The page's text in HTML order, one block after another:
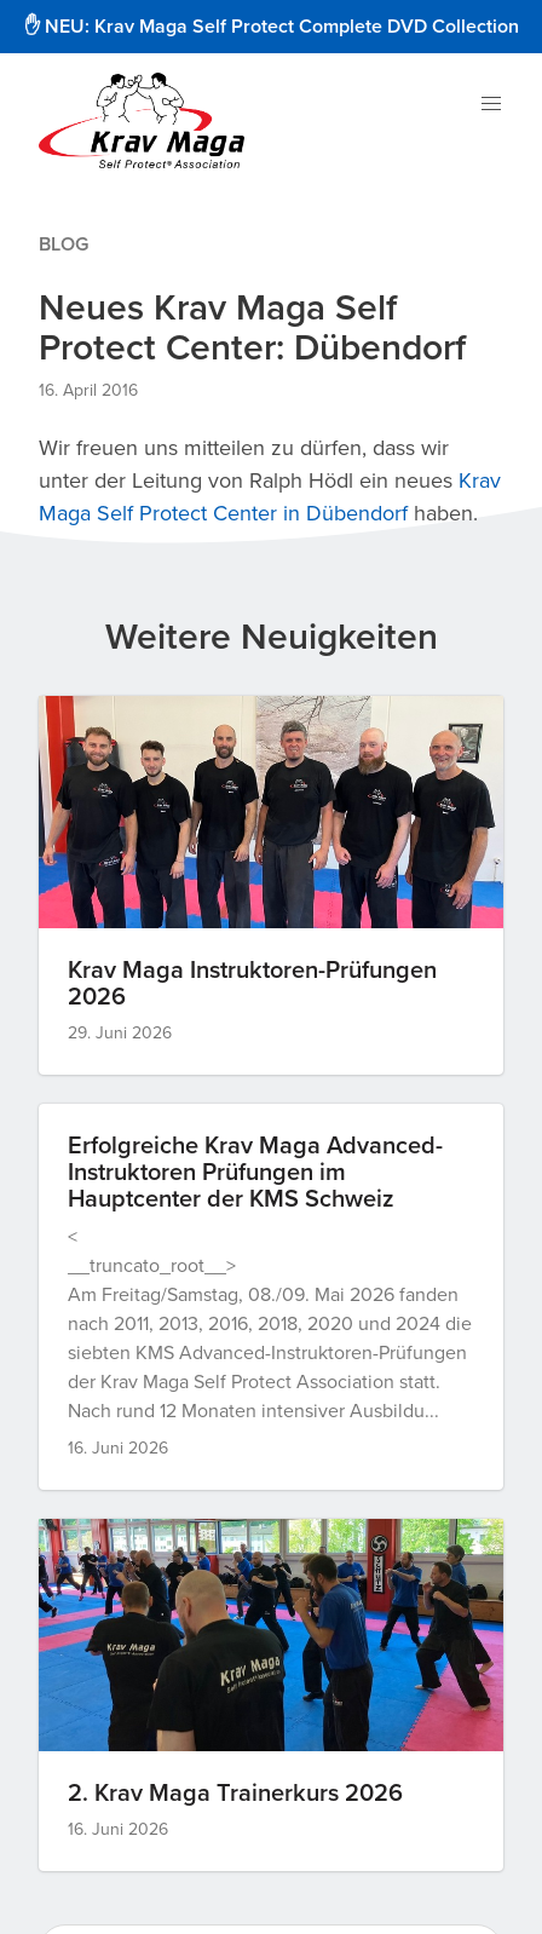
✋ NEU: Krav Maga Self Protect Complete DVD Collection
BLOG
Neues Krav Maga Self
Protect Center: Dübendorf
16. April 2016
Wir freuen uns mitteilen zu dürfen, dass wir
unter der Leitung von Ralph Hödl ein neues Krav
Maga Self Protect Center in Dübendorfhaben.
Weitere Neuigkeiten
Krav Maga Instruktoren-Prüfungen
2026
29. Juni 2026
Erfolgreiche Krav Maga Advanced-
Instruktoren Prüfungen im
Hauptcenter der KMS Schweiz
<
__truncato_root__>
Am Freitag/Samstag, 08./09. Mai 2026 fanden
nach 2011, 2013, 2016, 2018, 2020 und 2024 die
siebten KMS Advanced-Instruktoren-Prüfungen
der Krav Maga Self Protect Association statt.
Nach rund 12 Monaten intensiver Ausbildu...
16. Juni 2026
2. Krav Maga Trainerkurs 2026
16. Juni 2026